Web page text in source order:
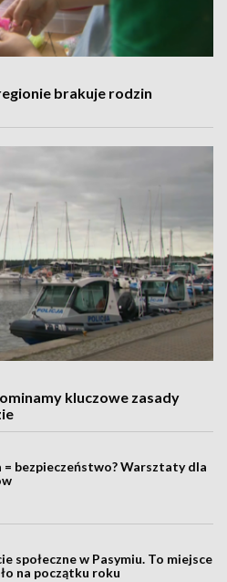
brakuje rodzin
kluczowe zasady
= bezpieczeństwo? Warsztaty dla
społeczne w Pasymiu. To miejsce
na początku roku